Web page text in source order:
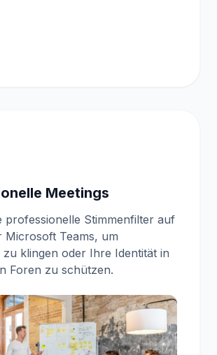
Meetings
professionelle Stimmenfilter auf
Microsoft Teams, um
klingen oder Ihre Identität in
Foren zu schützen.